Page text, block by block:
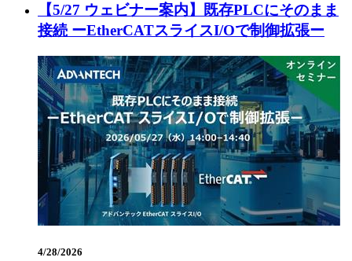
【5/27 ウェビナー案内】既存PLCにそのまま
接続 ーEtherCATスライスI/Oで制御拡張ー
4/28/2026